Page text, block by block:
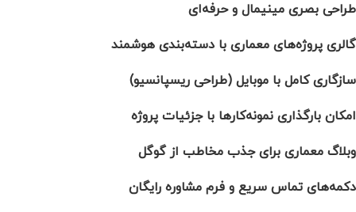
طراحی بصری مینیمال و حرفه‌ای
گالری پروژه‌های معماری با دسته‌بندی هوشمند
سازگاری کامل با موبایل (طراحی ریسپانسیو)
امکان بارگذاری نمونه‌کارها با جزئیات پروژه
وبلاگ معماری برای جذب مخاطب از گوگل
دکمه‌های تماس سریع و فرم مشاوره رایگان